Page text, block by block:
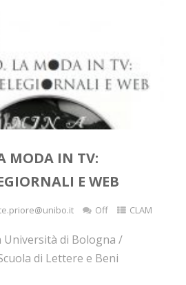
MODA IN TV:
E WEB
Off CLAM
Università di Bologna /
di Lettere e Beni